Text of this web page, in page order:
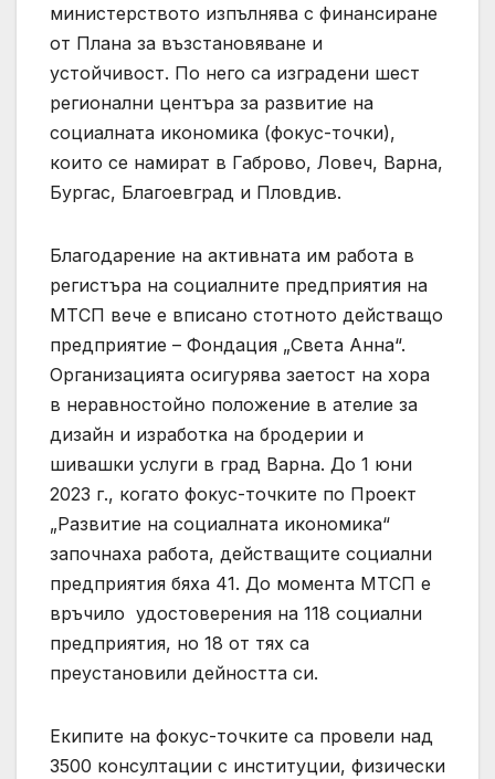
министерството изпълнява с финансиране
от Плана за възстановяване и
устойчивост. По него са изградени шест
регионални центъра за развитие на
социалната икономика (фокус-точки),
които се намират в Габрово, Ловеч, Варна,
Бургас, Благоевград и Пловдив.
Благодарение на активната им работа в
регистъра на социалните предприятия на
МТСП вече е вписано стотното действащо
предприятие – Фондация „Света Анна“.
Организацията осигурява заетост на хора
в неравностойно положение в ателие за
дизайн и изработка на бродерии и
шивашки услуги в град Варна. До 1 юни
2023 г., когато фокус-точките по Проект
„Развитие на социалната икономика“
започнаха работа, действащите социални
предприятия бяха 41. До момента МТСП е
връчило удостоверения на 118 социални
предприятия, но 18 от тях са
преустановили дейността си.
Екипите на фокус-точките са провели над
3500 консултации с институции, физически